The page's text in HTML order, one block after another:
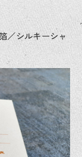
／シルキーシャ